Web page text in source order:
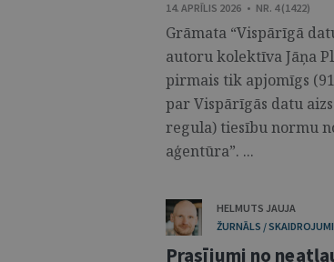
14. APRĪLIS 2026 • NR. 4 (1422)
Grāmata “Vispārīgā
autoru kolektīva Jāņa
pirmais tik apjomīgs
par Vispārīgās datu
regula) tiesību normu
aģentūra”. ...
HELMUTS JAUJA
ŽURNĀLS /
Prasījumi no